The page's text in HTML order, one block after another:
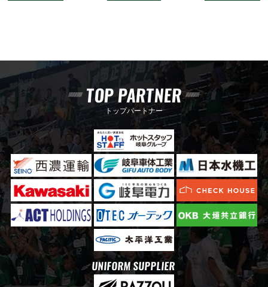
TOP PARTNER
トップパートナー
UNIFORM SUPPLIER